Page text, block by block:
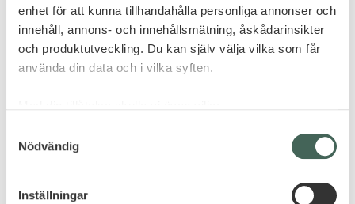
enhet för att kunna tillhandahålla personliga annonser och
innehåll, annons- och innehållsmätning, åskådarinsikter
och produktutveckling. Du kan själv välja vilka som får
använda din data och i vilka syften.
som kan ha en noggrannhet på upp till flera meter
Nödvändig
Inställningar
PILATESRETREAT VID